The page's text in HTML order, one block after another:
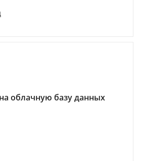
облачную базу данных